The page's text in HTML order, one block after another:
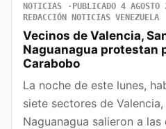
NOTICIAS PUBLICADO 4 AGOSTO
REDACCIÓN NOTICIAS VENEZUELA
Vecinos de Valencia,
Naguanagua protestan
Carabobo
La noche de este lunes,
siete sectores de
Naguanagua salieron a